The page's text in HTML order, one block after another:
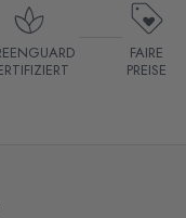
FAIRE
PREISE